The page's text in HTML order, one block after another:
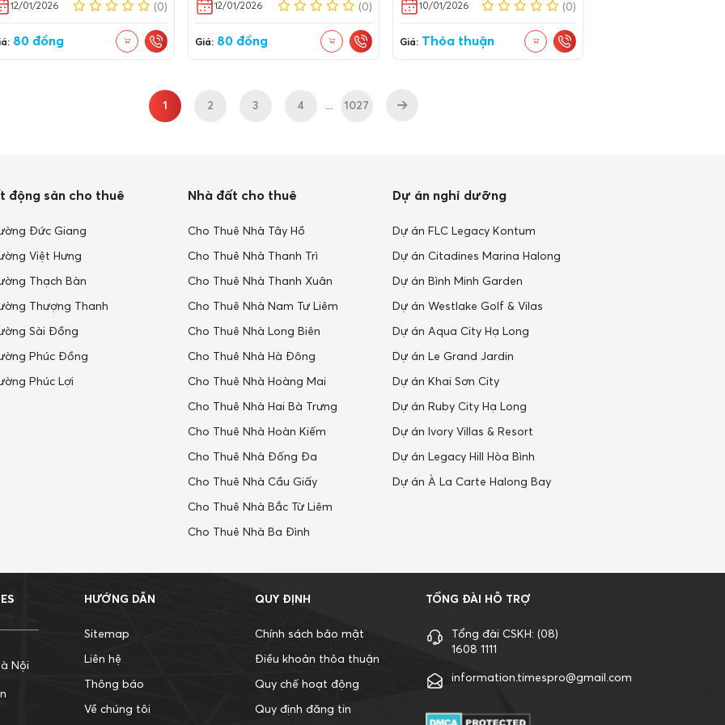
Tập Đoàn Geleximco ⭐
thầu thi công: Công ty
Đầu tư & Phát triển xây
12/01/2026 (0)
80 đồng
tư: Tập Đoàn Geleximco ⭐
Tổng thầu thi công: Công ty
CP Đầu tư & Phát triển xây
12/01/2026 (0)
Giá: 80 đồng
10/01/2026 (0)
Giá: Thỏa thuận
1 2 3 4 ... 1027
động sản cho thuê
Đức Giang
Việt Hưng
Thạch Bàn
Thượng Thanh
Sài Đồng
Phúc Đồng
Phúc Lợi
Nhà đất cho thuê
Cho Thuê Nhà Tây Hồ
Cho Thuê Nhà Thanh Trì
Cho Thuê Nhà Thanh Xuân
Cho Thuê Nhà Nam Tư Liêm
Cho Thuê Nhà Long Biên
Cho Thuê Nhà Hà Đông
Cho Thuê Nhà Hoàng Mai
Cho Thuê Nhà Hai Bà Trưng
Cho Thuê Nhà Hoàn Kiếm
Cho Thuê Nhà Đống Đa
Cho Thuê Nhà Cầu Giấy
Cho Thuê Nhà Bắc Từ Liêm
Cho Thuê Nhà Ba Đình
Dự án nghỉ dưỡng
Dự án FLC Legacy Kontum
Dự án Citadines Marina Halong
Dự án Bình Minh Garden
Dự án Westlake Golf & Vilas
Dự án Aqua City Hạ Long
Dự án Le Grand Jardin
Dự án Khai Sơn City
Dự án Ruby City Hạ Long
Dự án Ivory Villas & Resort
Dự án Legacy Hill Hòa Bình
Dự án À La Carte Halong Bay
Nội
HƯỚNG DẪN
Sitemap
Liên hệ
Thông báo
Về chúng tôi
QUY ĐỊNH
Chính sách bảo mật
Điều khoản thỏa thuận
Quy chế hoạt động
Quy định đăng tin
TỔNG ĐÀI HỖ TRỢ
Tổng đài CSKH: (08)
1608 1111
information.timespro@gmail.com